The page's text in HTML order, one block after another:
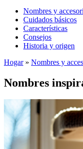
Nombres y
Cuidados básicos
Características
Consejos
Historia y origen
Hogar» Nombres y
Nombres